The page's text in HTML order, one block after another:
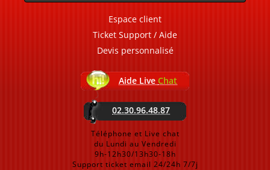
Espace client
Ticket Support / Aide
Devis personnalisé
Aide Live Chat
02.30.96.48.87
Téléphone et Live chat
du Lundi au Vendredi
9h-12h30/13h30-18h
Support ticket email 24/24h 7/7j